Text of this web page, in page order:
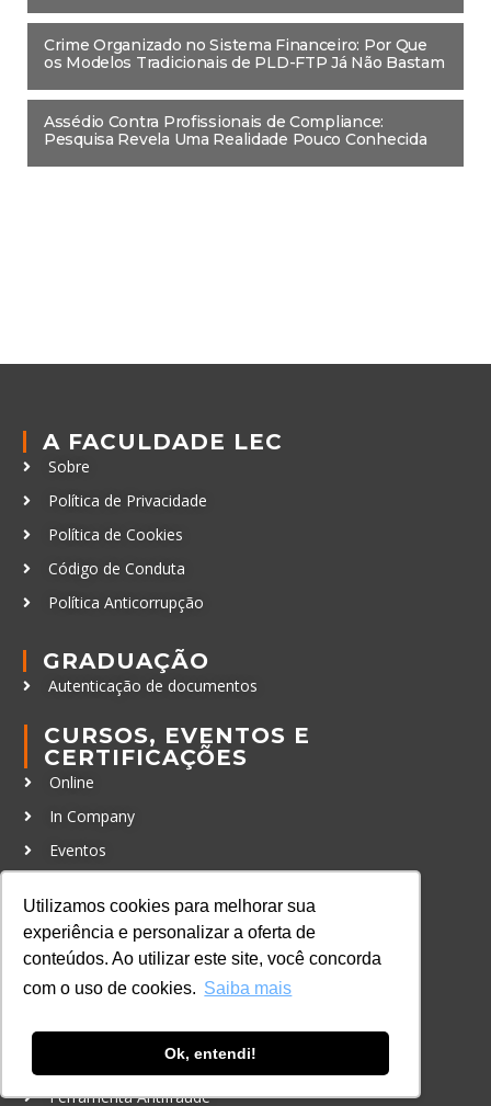
Utilizamos cookies para melhorar sua
experiência e personalizar a oferta de
conteúdos. Ao utilizar este site, você concorda
com o uso de cookies. Saiba mais
Ok, entendi!
Crime Organizado no Sistema Financeiro: Por Que
os Modelos Tradicionais de PLD-FTP Já Não Bastam
Assédio Contra Profissionais de Compliance:
Pesquisa Revela Uma Realidade Pouco Conhecida
A FACULDADE LEC
Sobre
Política de Privacidade
Política de Cookies
Código de Conduta
Política Anticorrupção
GRADUAÇÃO
Autenticação de documentos
CURSOS, EVENTOS E
CERTIFICAÇÕES
Online
In Company
Eventos
CONTATO
+55 11 3259-2837
+55 11 98924-8322
Ferramenta Antifraude